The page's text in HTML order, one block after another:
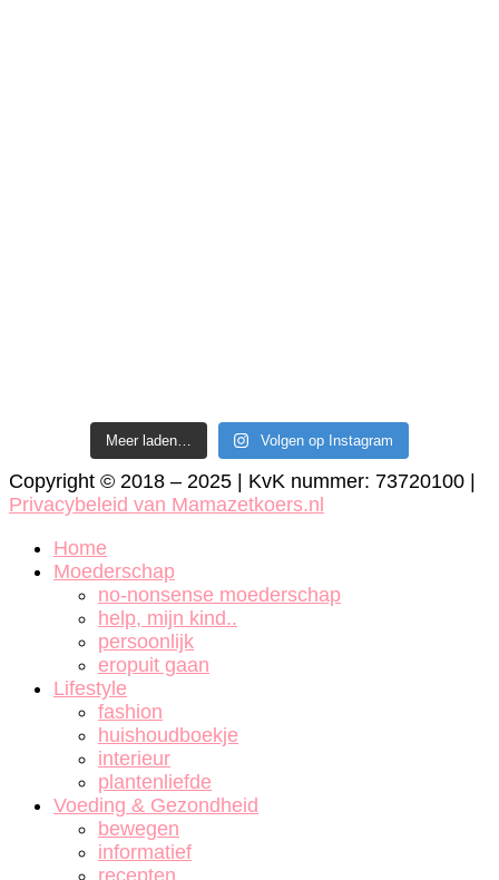
Meer laden… Volgen op Instagram
Copyright © 2018 – 2025 | KvK nummer: 73720100 |
Privacybeleid van Mamazetkoers.nl
Home
Moederschap
no-nonsense moederschap
help, mijn kind..
persoonlijk
eropuit gaan
Lifestyle
fashion
huishoudboekje
interieur
plantenliefde
Voeding & Gezondheid
bewegen
informatief